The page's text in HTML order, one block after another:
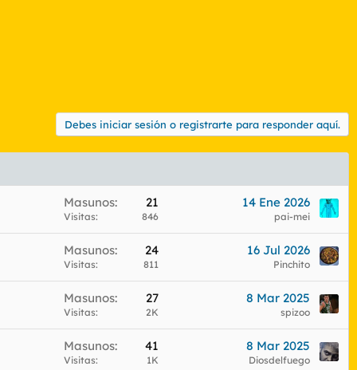
Debes iniciar sesión o registrarte para responder aquí.
Masunos 21
Visitas 846
14 Ene 2026
pai-mei
Masunos 24
Visitas 811
16 Jul 2026
Pinchito
Masunos 27
Visitas 2K
8 Mar 2025
spizoo
Masunos 41
Visitas 1K
8 Mar 2025
Diosdelfuego